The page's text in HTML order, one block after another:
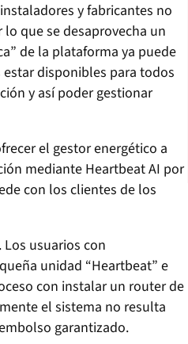
y fabricantes no
que se desaprovecha un
de la plataforma ya puede
disponibles para todos
y así poder gestionar
el gestor energético a
mediante Heartbeat AI por
con los clientes de los
usuarios con
unidad “Heartbeat” e
con instalar un router de
el sistema no resulta
garantizado.